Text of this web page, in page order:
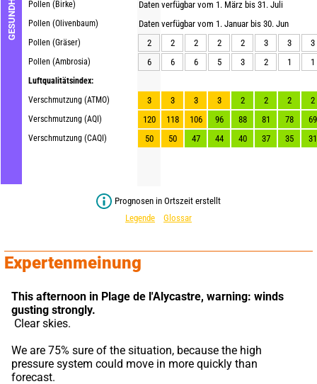
GESUNDHEIT
Pollen (Birke)
Pollen (Olivenbaum)
Pollen (Gräser)
Pollen (Ambrosia)
Luftqualitätsindex:
Verschmutzung (ATMO)
Verschmutzung (AQI)
Verschmutzung (CAQI)
Daten verfügbar vom 1. März bis 31. Juli
Daten verfügbar vom 1. Januar bis 30. Jun
2
2 2 2 2 3 3
3
6
6 6 5 3 2 1 1
3 3 3 3 2 2 2
2
120
118 106 96 88 81 78
69
50
50 47 44 40 37 35 31
Prognosen in Ortszeit erstellt
Legende
Glossar
Expertenmeinung
This afternoon in Plage de l'Alycastre, warning: winds
gusting strongly.
Clear skies.
We are 75% sure of the situation, because the high
pressure system could move in more quickly than
forecast.